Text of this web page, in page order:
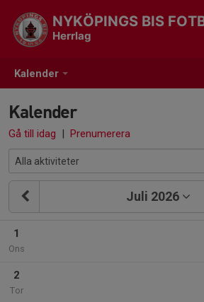
Kalender
NYKÖPINGS BIS
Herrlag
Kalender
Gå till idag | Prenumerera
Juli 2026
1
Ons
2
Tor